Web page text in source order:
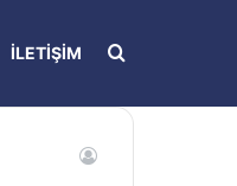
İLETIŞIM Arama yap